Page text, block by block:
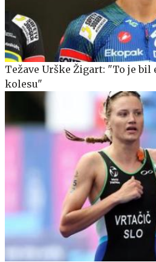
Težave Urške Žigart: "To je
kolesu"